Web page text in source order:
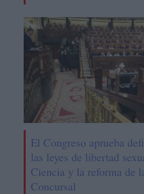
El Congreso aprueba
las leyes de libertad
Ciencia y la reforma de
Concursal